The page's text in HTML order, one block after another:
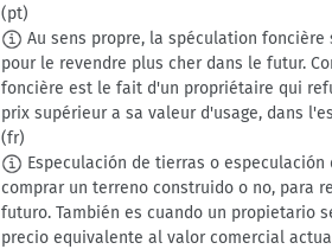
(pt)
Au sens propre, la spéculation
pour le revendre plus cher dans le futur.
foncière est le fait d'un propriétaire qui
prix supérieur a sa valeur d'usage, dans
(fr)
Especulación de tierras o
comprar un terreno construido o no, para
futuro. También es cuando un propietario
precio equivalente al valor comercial